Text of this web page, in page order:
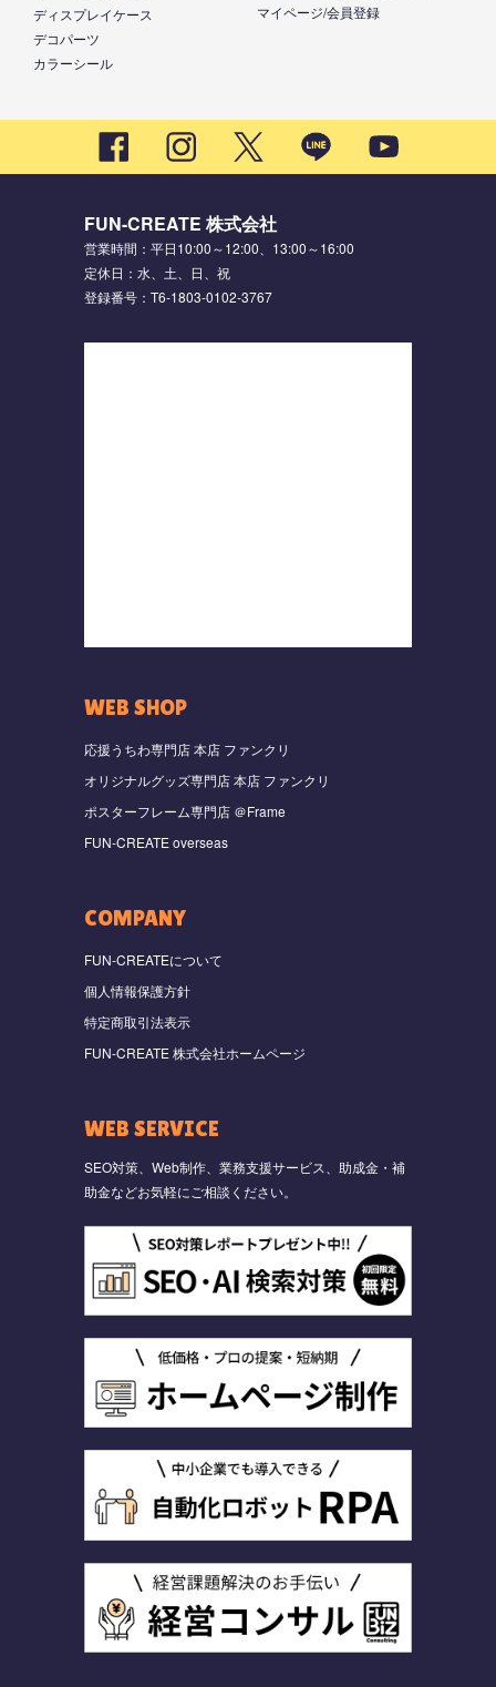
ディスプレイケース
デコパーツ
カラーシール
マイページ/会員登録
FUN-CREATE 株式会社
営業時間：平日10:00～12:00、13:00～16:00
定休日：水、土、日、祝
登録番号：T6-1803-0102-3767
WEB SHOP
応援うちわ専門店 本店 ファンクリ
オリジナルグッズ専門店 本店 ファンクリ
ポスターフレーム専門店 ＠Frame
FUN-CREATE overseas
COMPANY
FUN-CREATEについて
個人情報保護方針
特定商取引法表示
FUN-CREATE 株式会社ホームページ
WEB SERVICE
SEO対策、Web制作、業務支援サービス、助成金・補
助金などお気軽にご相談ください。